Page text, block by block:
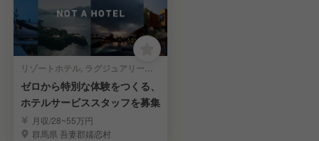
リゾートホテル, ラグジュアリーホテル | 宿泊部門 | 宿泊全般
ゼロから特別な体験をつくる、
ホテルサービススタッフを募集
月収/28~55万円
群馬県 吾妻郡嬬恋村